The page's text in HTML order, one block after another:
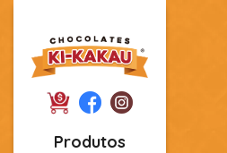
Produtos